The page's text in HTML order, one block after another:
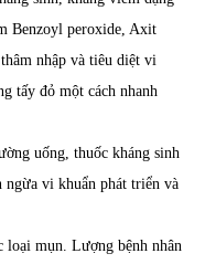
Benzoyl peroxide, Axit
nhập và tiêu diệt vi
tấy đỏ một cách nhanh
uống, thuốc kháng sinh
vi khuẩn phát triển và
loại mụn. Lượng bệnh nhân